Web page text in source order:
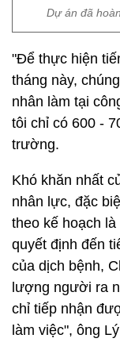
Dự án đã
"Để thực hiện
tháng này,
nhân làm tại
tôi chỉ có 600 -
trường.
Khó khăn nhất
nhân lực, đặc
theo kế hoạch
quyết định đến
của dịch bệnh,
lượng người ra
chỉ tiếp nhận
làm việc", ông